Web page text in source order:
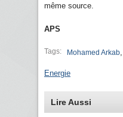
même source.
APS
Tags: Mohamed Arkab
Energie
Lire Aussi